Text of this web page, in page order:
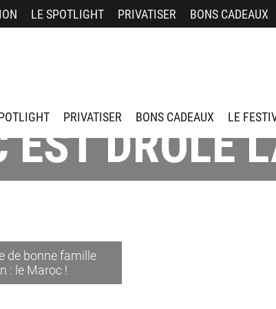
LE SPOTLIGHT PRIVATISER BONS CADEAUX
PRIVATISER BONS CADEAUX LE
DRÔLE
de bonne famille
: le Maroc !